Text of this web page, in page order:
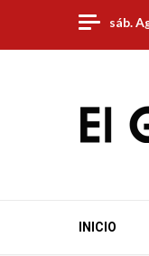
content
sáb.
INICIO